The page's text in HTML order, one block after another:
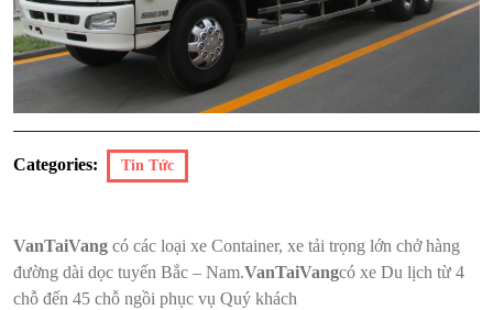
Categories: Tin Tức
VanTaiVang có các loại xe Container, xe tải trọng lớn chở hàng
đường dài dọc tuyến Bắc – Nam.VanTaiVangcó xe Du lịch từ 4
chỗ đến 45 chỗ ngồi phục vụ Quý khách